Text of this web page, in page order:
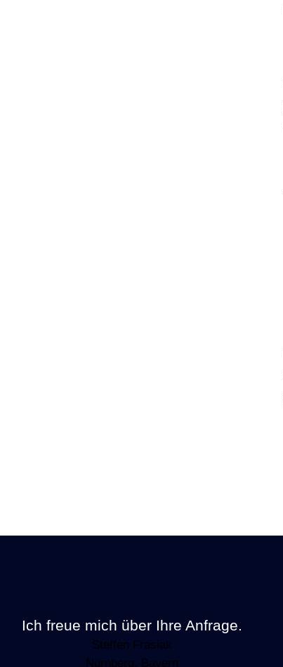
Ich freue mich über Ihre Anfrage.
Steffen Frasiak
Nürnberg, Bayern